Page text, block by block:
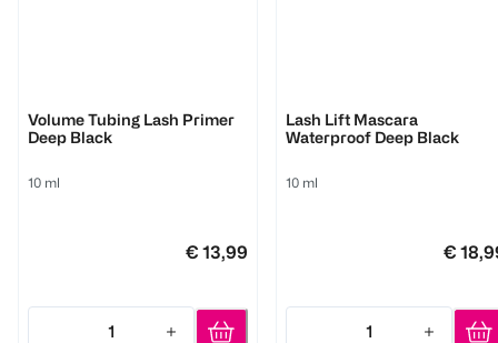
Volume Tubing Lash Primer
Deep Black
10 ml
€ 13,99
1
Lash Lift Mascara
Waterproof Deep Black
10 ml
€
1